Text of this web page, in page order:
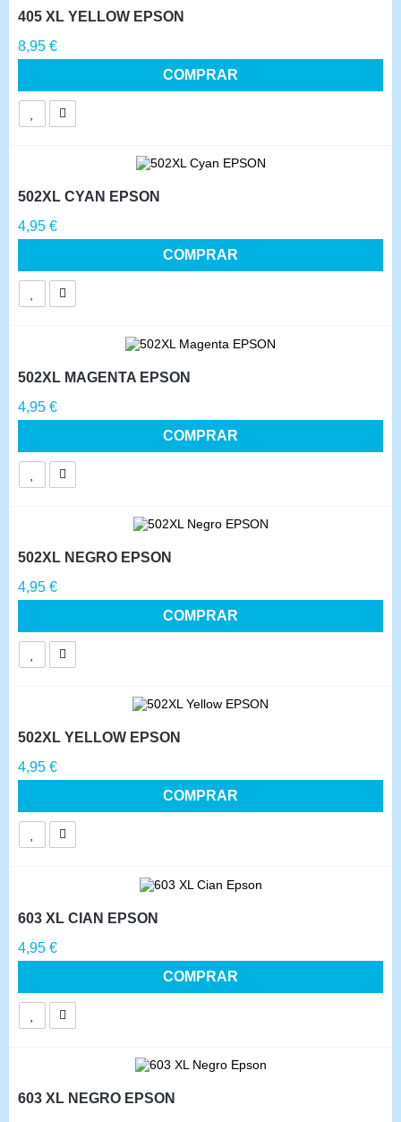
405 XL YELLOW EPSON
Precio
8,95 €
COMPRAR
502XL CYAN EPSON
Precio
4,95 €
COMPRAR
502XL MAGENTA EPSON
Precio
4,95 €
COMPRAR
502XL NEGRO EPSON
Precio
4,95 €
COMPRAR
502XL YELLOW EPSON
Precio
4,95 €
COMPRAR
603 XL CIAN EPSON
Precio
4,95 €
COMPRAR
603 XL NEGRO EPSON